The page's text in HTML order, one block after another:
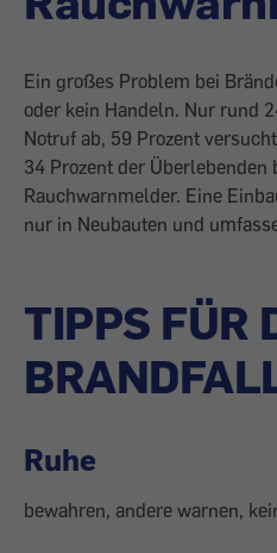
Ein großes Problem bei
oder kein Handeln. Nur rund
Notruf ab, 59 Prozent
34 Prozent der Überlebenden
Rauchwarnmelder. Eine
nur in Neubauten und
TIPPS FÜR
Ruhe
bewahren, andere warnen,